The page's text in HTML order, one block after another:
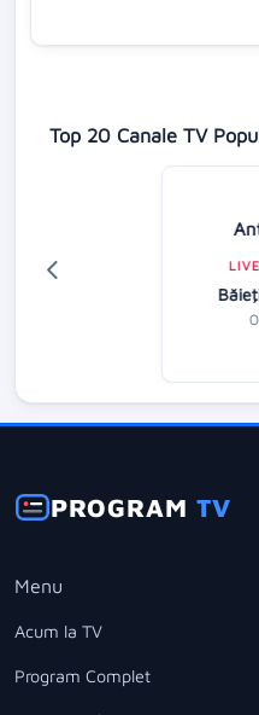
Top 20 Canale TV
PROGRAMTV
Menu
Acum la TV
Program Complet